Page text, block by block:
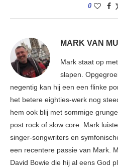
0
MARK VAN
Mark staat op
slapen.
negentig kan hij een een flinke
het betere eighties-werk nog
hem ook blij met sommige
post rock of slow core. Mark
singer-songwriters en
een recentere passie van Mark.
David Bowie die hij al eens God